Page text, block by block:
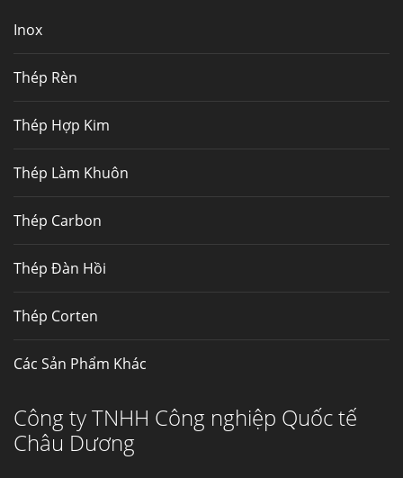
Thép Fengyang
Inox
Thép Rèn
Thép Hợp Kim
Thép Làm Khuôn
Thép Carbon
Thép Đàn Hồi
Thép Corten
Các Sản Phẩm Khác
Công ty TNHH Công nghiệp Quốc tế
Châu Dương